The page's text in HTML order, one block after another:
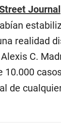
Journal
realidad
C.
de